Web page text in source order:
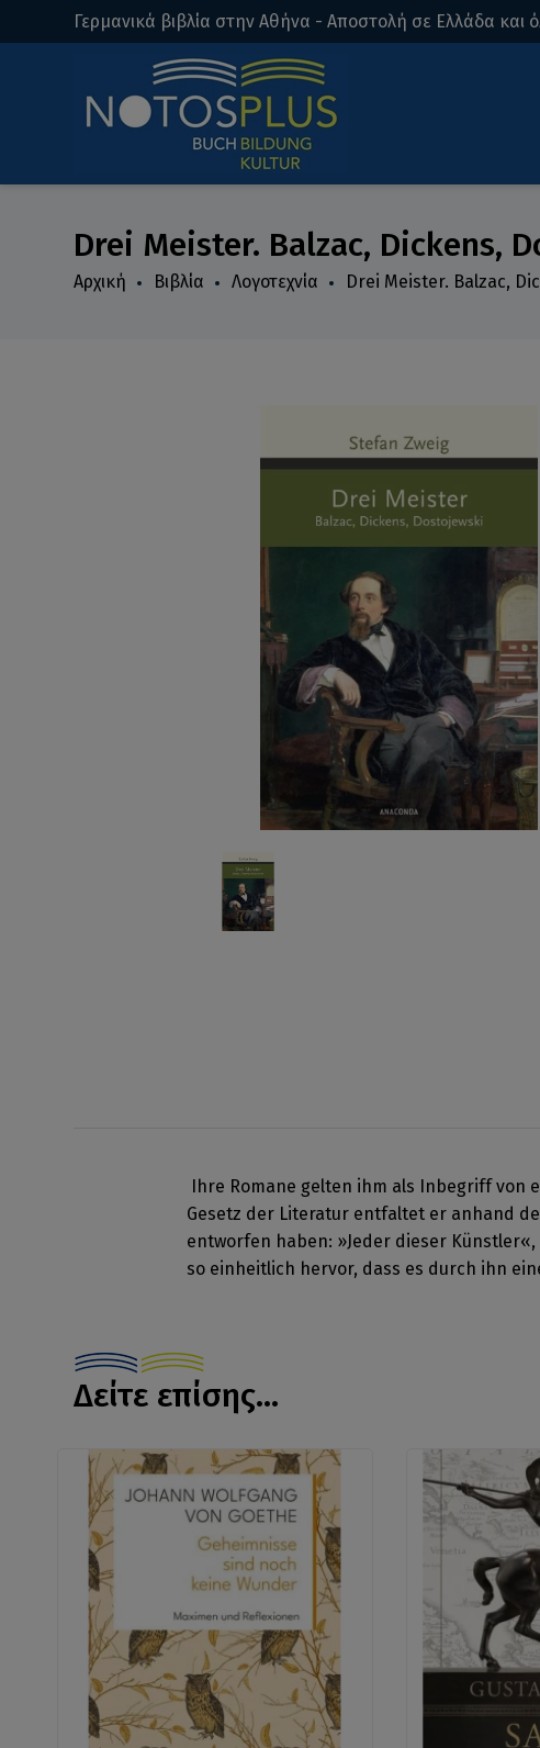
Γερμανικά βιβλία στην Αθήνα - Αποστολή σε Ελλάδα και
Drei Meister. Balzac, Dickens,
Αρχική Βιβλία Λογοτεχνία Drei Meister. Balzac,
Ihre Romane gelten ihm als Inbegriff von
Gesetz der Literatur entfaltet er anhand
entworfen haben: »Jeder dieser
so einheitlich hervor, dass es durch ihn
Δείτε επίσης...